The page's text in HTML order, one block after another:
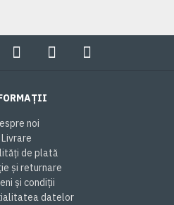
noi
Livrare
de plată
și returnare
și condiții
datelor